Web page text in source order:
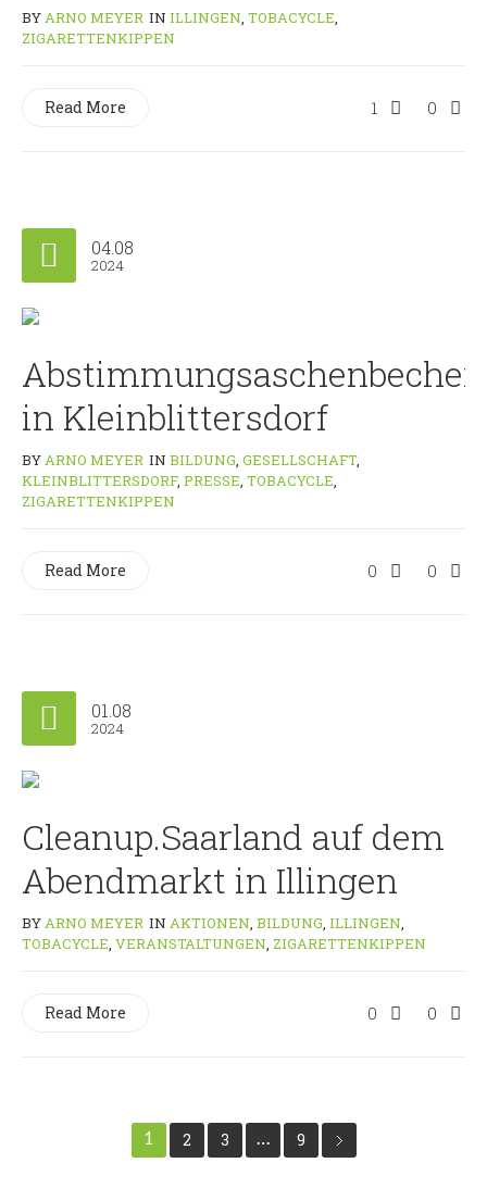
BYARNO MEYER IN ILLINGEN, TOBACYCLE,
ZIGARETTENKIPPEN
1 0
Read More
04.08
2024
Abstimmungsaschenbecher
in Kleinblittersdorf
BYARNO MEYER IN BILDUNG, GESELLSCHAFT,
KLEINBLITTERSDORF, PRESSE, TOBACYCLE,
ZIGARETTENKIPPEN
0 0
Read More
01.08
2024
Cleanup.Saarland auf dem
Abendmarkt in Illingen
BYARNO MEYER IN AKTIONEN, BILDUNG, ILLINGEN,
TOBACYCLE, VERANSTALTUNGEN, ZIGARETTENKIPPEN
0 0
Read More
1 2 3 … 9